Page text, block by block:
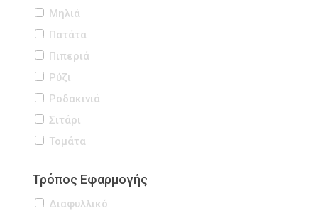
Μηλιά
Πατάτα
Πιπεριά
Ρύζι
Ροδακινιά
Σιτάρι
Τομάτα
Τρόπος Εφαρμογής
Διαφυλλικό